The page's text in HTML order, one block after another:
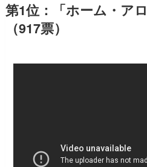
第1位：「ホーム・ア
（917票）